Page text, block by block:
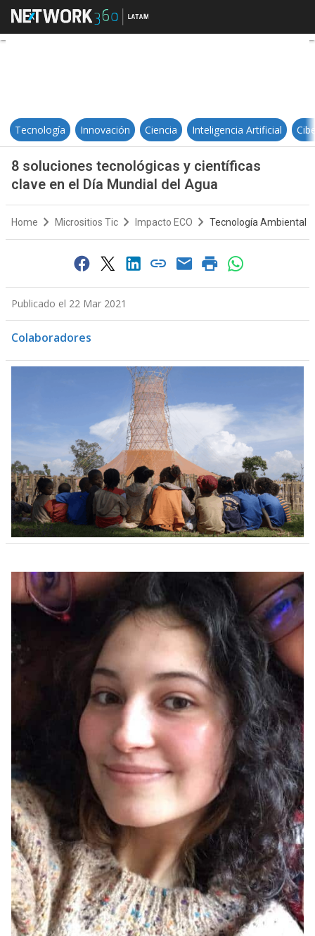
8 soluciones tecnológicas y
Tecnología Innovación Ciencia Inteligencia Artificial
8 soluciones tecnológicas y científicas
clave en el Día Mundial del Agua
Home Micrositios Tic Impacto ECO Tecnología Ambiental
Publicado el 22 Mar 2021
Colaboradores